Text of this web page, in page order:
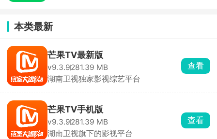
本类最新
芒果TV最新版
v9.3.9281.39 MB
湖南卫视独家影视综艺平台
查看
芒果TV手机版
v9.3.9281.39 MB
湖南卫视旗下的影视平台
查看